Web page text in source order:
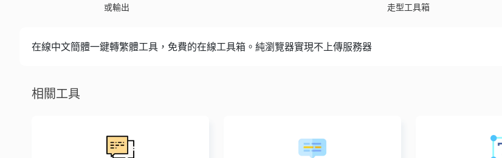
或輸出
走型工具箱
在線中文簡體一鍵轉繁體工具，免費的在線工具箱。純瀏覽器實現不上傳服務器
相關工具